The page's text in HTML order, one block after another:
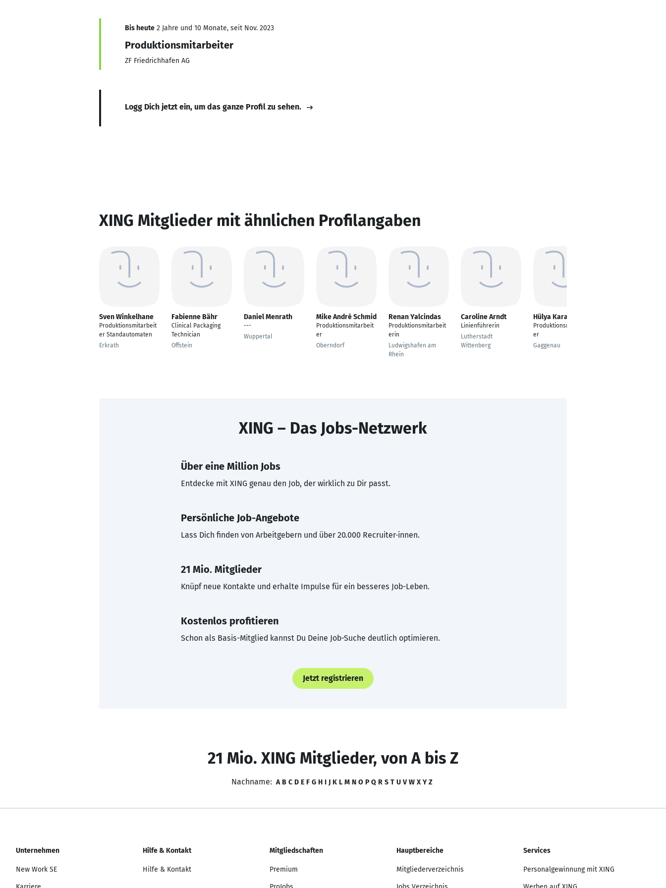
Bis heute 2 Jahre und 10 Monate, seit Nov. 2023
Produktionsmitarbeiter
ZF Friedrichhafen AG
Logg Dich jetzt ein, um das ganze Profil zu sehen.
XING Mitglieder mit ähnlichen Profilangaben
Sven Winkelhane
Produktionsmitarbeit
er Standautomaten
Erkrath
Fabienne Bähr
Clinical Packaging
Technician
Offstein
Daniel Menrath
---
Wuppertal
Mike André Schmid
Produktionsmitarbeit
er
Oberndorf
Renan Yalcindas
Produktionsmitarbeit
erin
Ludwigshafen am
Rhein
Caroline Arndt
Linienführerin
Lutherstadt
Wittenberg
Hülya Karakus
Produktionsmitarbeit
er
Gaggenau
XING – Das Jobs-Netzwerk
Über eine Million Jobs
Entdecke mit XING genau den Job, der wirklich zu Dir passt.
Persönliche Job-Angebote
Lass Dich finden von Arbeitgebern und über 20.000 Recruiter·innen.
21 Mio. Mitglieder
Knüpf neue Kontakte und erhalte Impulse für ein besseres Job-Leben.
Kostenlos profitieren
Schon als Basis-Mitglied kannst Du Deine Job-Suche deutlich optimieren.
Jetzt registrieren
21 Mio. XING Mitglieder, von A bis Z
Nachname: A B C D E F G H I J K L M N O P Q R S T U V W X Y Z
Unternehmen
New Work SE
Hilfe & Kontakt
Hilfe & Kontakt
Mitgliedschaften
Premium
Hauptbereiche
Mitgliederverzeichnis
Services
Personalgewinnung mit XING